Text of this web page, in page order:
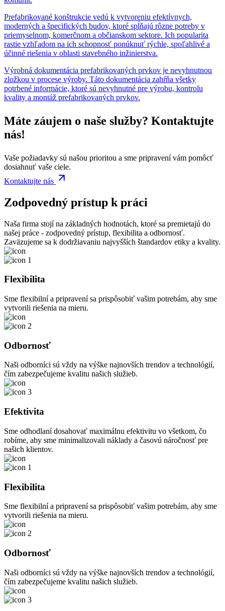
Prefabrikované konštrukcie vedú k vytvoreniu efektívnych,
moderných a špecifických budov, ktoré spĺňajú rôzne potreby v
priemyselnom, komerčnom a občianskom sektore. Ich popularita
rastie vzhľadom na ich schopnosť ponúknuť rýchle, spoľahlivé a
účinné riešenia v oblasti stavebného inžinierstva.
Výrobná dokumentácia prefabrikovaných prvkov je nevyhnutnou
zložkou v procese výroby. Táto dokumentácia zahŕňa všetky
potrbené informácie, ktoré sú nevyhnutné pre výrobu, kontrolu
kvality a montáž prefabrikovaných prvkov.
Máte záujem o naše služby? Kontaktujte
nás!
Vaše požiadavky sú našou prioritou a sme pripravení vám pomôcť
dosiahnuť vaše ciele.
Kontaktujte nás
Zodpovedný prístup k práci
Naša firma stojí na základných hodnotách, ktoré sa premietajú do
našej práce - zodpovedný prístup, flexibilita a odbornosť.
Zaväzujeme sa k dodržiavaniu najvyšších štandardov etiky a kvality.
Flexibilita
Sme flexibilní a pripravení sa prispôsobiť vašim potrebám, aby sme
vytvorili riešenia na mieru.
Odbornosť
Naši odborníci sú vždy na výške najnovších trendov a technológií,
čím zabezpečujeme kvalitu našich služieb.
Efektivita
Sme odhodlaní dosahovať maximálnu efektivitu vo všetkom, čo
robíme, aby sme minimalizovali náklady a časovú náročnosť pre
našich klientov.
Flexibilita
Sme flexibilní a pripravení sa prispôsobiť vašim potrebám, aby sme
vytvorili riešenia na mieru.
Odbornosť
Naši odborníci sú vždy na výške najnovších trendov a technológií,
čím zabezpečujeme kvalitu našich služieb.